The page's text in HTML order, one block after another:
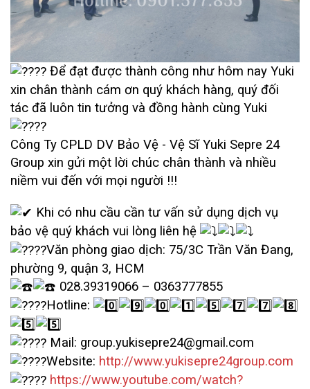
Để đạt được thành công như hôm nay Yuki
xin chân thành cám ơn quý khách hàng, quý đối
tác đã luôn tin tưởng và đồng hành cùng Yuki
Công Ty CPLD DV Bảo Vệ - Vệ Sĩ Yuki Sepre 24
Group xin gửi một lời chúc chân thành và nhiều
niềm vui đến với mọi người !!!
Khi có nhu cầu cần tư vấn sử dụng dịch vụ
bảo vệ quý khách vui lòng liên hệ
Văn phòng giao dịch: 75/3C Trần Văn Đang,
phường 9, quận 3, HCM
028.39319066 – 0363777855
Hotline:
Mail: group.yukisepre24@gmail.com
Website: http://www.yukisepre24group.com
https://www.youtube.com/watch?